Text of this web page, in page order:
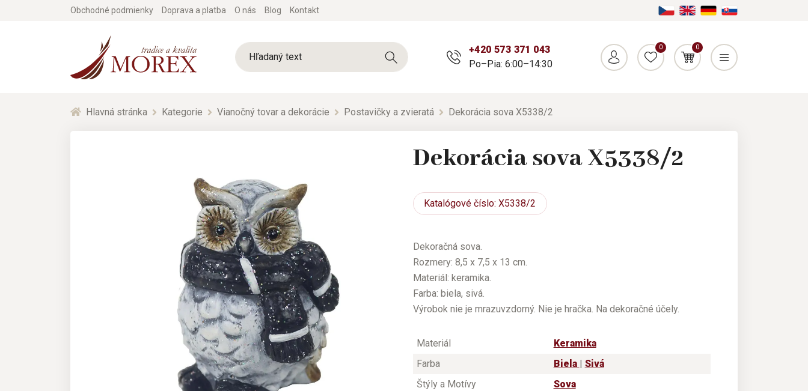
Obchodné podmienky Doprava a platba O nás Blog Kontakt
+420 573 371 043
Po–Pia: 6:00–14:30
0 0
Hlavná stránka Kategorie Vianočný tovar a dekorácie Postavičky a zvieratá Dekorácia sova X5338/2
Dekorácia sova X5338/2
Katalógové číslo: X5338/2
Dekoračná sova.
Rozmery: 8,5 x 7,5 x 13 cm.
Materiál: keramika.
Farba: biela, sivá.
Výrobok nie je mrazuvzdorný. Nie je hračka. Na dekoračné účely.
Materiál
Keramika
Farba
Biela
Sivá
Štýly a Motívy
Sova